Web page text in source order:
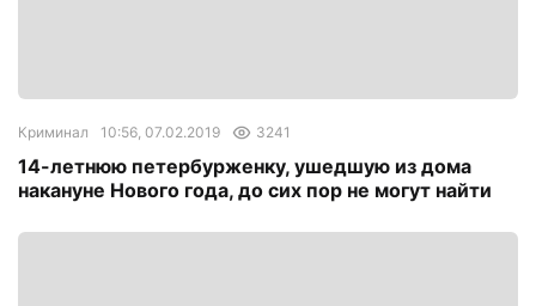
Криминал 10:56, 07.02.2019 3241
14-летнюю петербурженку, ушедшую из дома
накануне Нового года, до сих пор не могут найти